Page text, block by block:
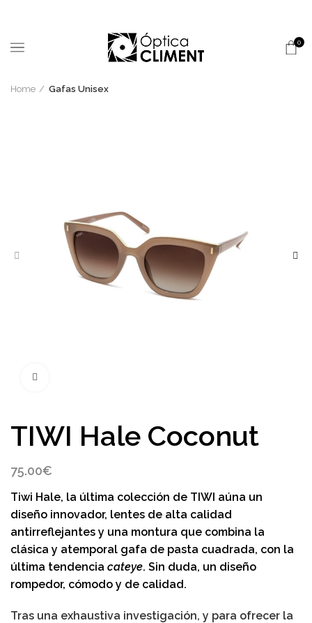
0
Home Gafas Unisex
TIWI Hale Coconut
75.00€
Tiwi Hale, la última colección de TIWI aúna un
diseño innovador, lentes de alta calidad
antirreflejantes y una montura que combina la
clásica y atemporal gafa de pasta cuadrada, con la
última tendencia cateye. Sin duda, un diseño
rompedor, cómodo y de calidad.
Tras una exhaustiva investigación, y para ofrecer la